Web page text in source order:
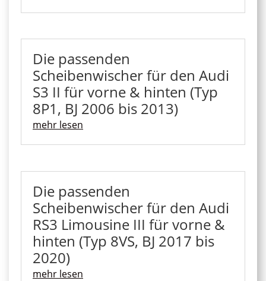
Die passenden
Scheibenwischer für den Audi
S3 II für vorne & hinten (Typ
8P1, BJ 2006 bis 2013)
mehr lesen
Die passenden
Scheibenwischer für den Audi
RS3 Limousine III für vorne &
hinten (Typ 8VS, BJ 2017 bis
2020)
mehr lesen